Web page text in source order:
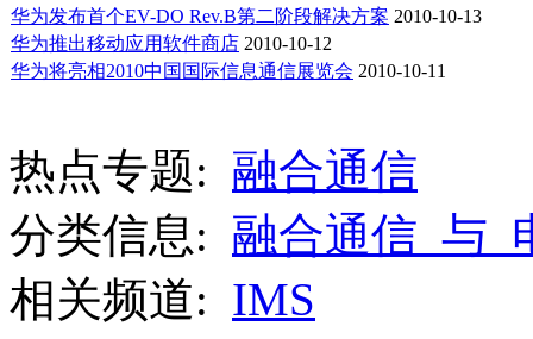
华为发布首个EV-DO Rev.B第二阶段解决方案 2010-10-13
华为推出移动应用软件商店 2010-10-12
华为将亮相2010中国国际信息通信展览会 2010-10-11
热点专题: 融合通信
分类信息: 融合通信_与_
相关频道: IMS